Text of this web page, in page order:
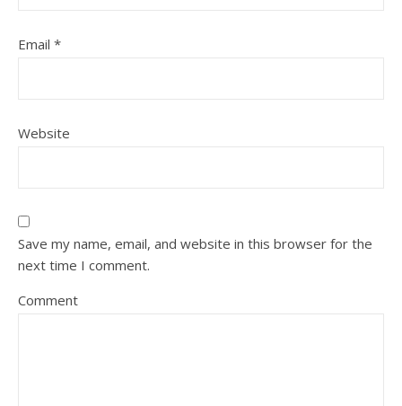
Email *
Website
Save my name, email, and website in this browser for the
next time I comment.
Comment